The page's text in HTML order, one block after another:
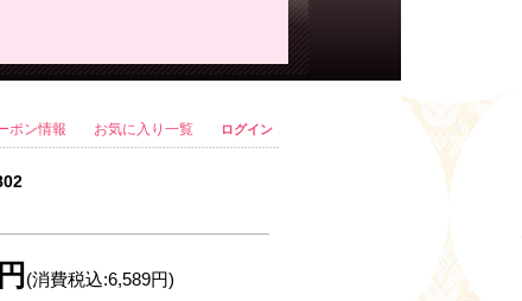
ポン情報 お気に入り一覧 ログイン
(消費税込:6,589円)